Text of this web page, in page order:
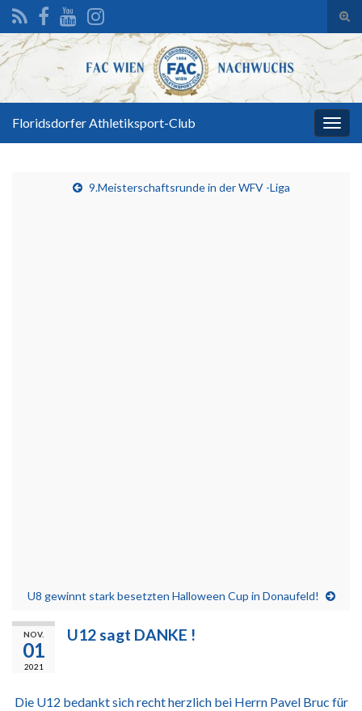
Search for:
Floridsdorfer Athletiksport-Club
9.Meisterschaftsrunde in der WFV -Liga
U8 gewinnt stark besetzten Halloween Cup in Donaufeld!
NOV.
01
2021
U12 sagt DANKE !
Die U12 bedankt sich recht herzlich bei Herrn Pavel Bruc für